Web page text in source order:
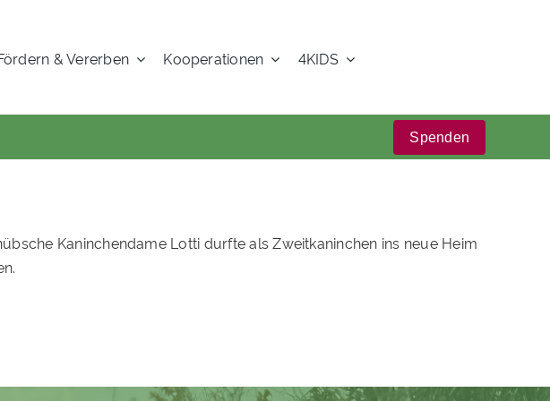
& Vererben Kooperationen 4KIDS
Spenden
Kaninchendame Lotti durfte als Zweitkaninchen ins neue Heim